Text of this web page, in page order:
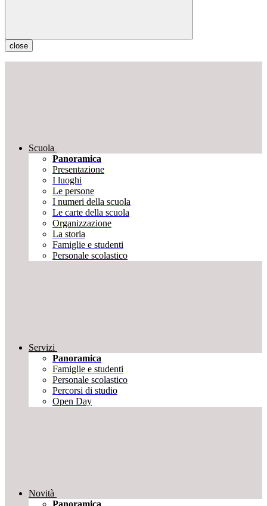
close
Scuola
Panoramica
Presentazione
I luoghi
Le persone
I numeri della scuola
Le carte della scuola
Organizzazione
La storia
Famiglie e studenti
Personale scolastico
Servizi
Panoramica
Famiglie e studenti
Personale scolastico
Percorsi di studio
Open Day
Novità